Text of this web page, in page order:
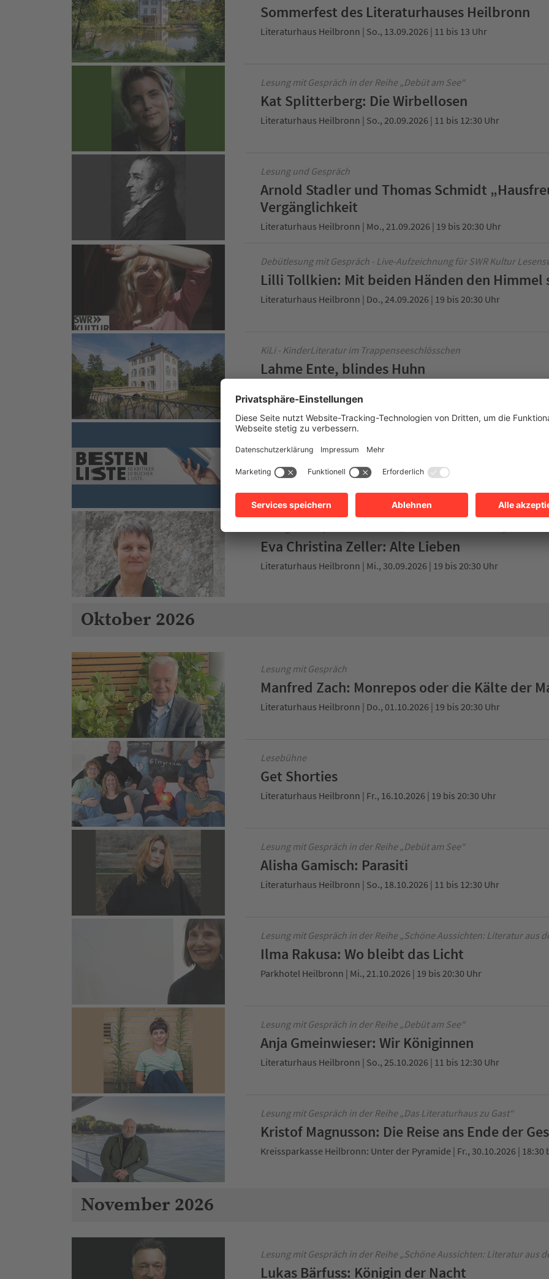
Sommerfest des Literaturhauses Heilbronn
Literaturhaus Heilbronn | So., 13.09.2026 | 11 bis 13 Uhr
Lesung mit Gespräch in der Reihe „Debüt am See“
Kat Splitterberg: Die Wirbellosen
Literaturhaus Heilbronn | So., 20.09.2026 | 11 bis 12:30 Uhr
Lesung und Gespräch
Arnold Stadler und Thomas Schmidt
Vergänglichkeit
Literaturhaus Heilbronn | Mo., 21.09.2026 | 19 bis 20:30 Uhr
Debütlesung mit Gespräch - Live-Aufzeichnung für SWR Kultur
Lilli Tollkien: Mit beiden Händen den Himmel
Literaturhaus Heilbronn | Do., 24.09.2026 | 19 bis 20:30 Uhr
KiLi - KinderLiteratur im Trappenseeschlösschen
Lahme Ente, blindes Huhn
SWR Bestenliste
Schießhaus | Di., 29.09.2026 | 19 bis 20:30 Uhr
Eva Christina Zeller: Alte Lieben
Literaturhaus Heilbronn | Mi., 30.09.2026 | 19 bis 20:30 Uhr
Oktober 2026
Lesung mit Gespräch
Manfred Zach: Monrepos oder die Kälte der
Literaturhaus Heilbronn | Do., 01.10.2026 | 19 bis 20:30 Uhr
Lesebühne
Get Shorties
Literaturhaus Heilbronn | Fr., 16.10.2026 | 19 bis 20:30 Uhr
Lesung mit Gespräch in der Reihe „Debüt am See“
Alisha Gamisch: Parasiti
Literaturhaus Heilbronn | So., 18.10.2026 | 11 bis 12:30 Uhr
Lesung mit Gespräch in der Reihe „Schöne Aussichten: Literatur aus
Ilma Rakusa: Wo bleibt das Licht
Parkhotel Heilbronn | Mi., 21.10.2026 | 19 bis 20:30 Uhr
Lesung mit Gespräch in der Reihe „Debüt am See“
Anja Gmeinwieser: Wir Königinnen
Literaturhaus Heilbronn | So., 25.10.2026 | 11 bis 12:30 Uhr
Lesung mit Gespräch in der Reihe „Das Literaturhaus zu Gast“
Kristof Magnusson: Die Reise ans Ende der
Kreissparkasse Heilbronn: Unter der Pyramide | Fr., 30.10.2026 | 18:30
November 2026
Lesung mit Gespräch in der Reihe „Schöne Aussichten: Literatur aus
Lukas Bärfuss: Königin der Nacht